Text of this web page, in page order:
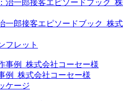
一郎接客エピソードブック_株式
フレット
例_株式会社コーセー様
ケージ